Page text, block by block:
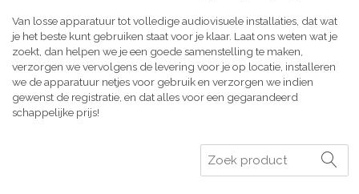
Van losse apparatuur tot volledige audiovisuele installaties, dat wat
je het beste kunt gebruiken staat voor je klaar. Laat ons weten wat je
zoekt, dan helpen we je een goede samenstelling te maken,
verzorgen we vervolgens de levering voor je op locatie, installeren
we de apparatuur netjes voor gebruik en verzorgen we indien
gewenst de registratie, en dat alles voor een gegarandeerd
schappelijke prijs!
Zoeken